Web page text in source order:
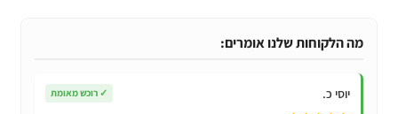
הלבבות
ארוכה
מה הלקוחות שלנו אומרים:
יוסי כ. ✓ רוכש מאומת